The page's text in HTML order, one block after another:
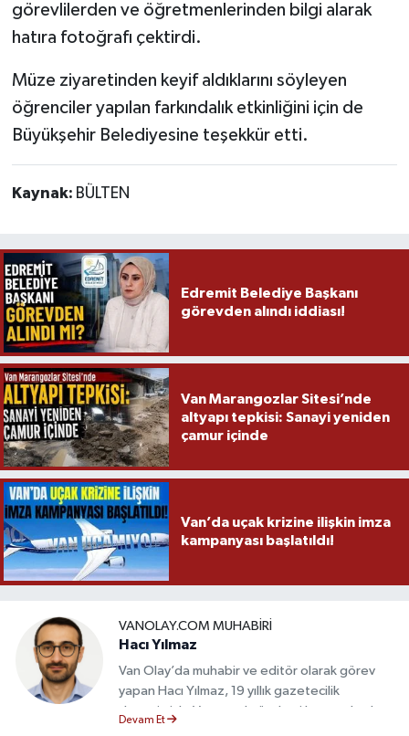
görevlilerden ve öğretmenlerinden bilgi alarak
hatıra fotoğrafı çektirdi.
Müze ziyaretinden keyif aldıklarını söyleyen
öğrenciler yapılan farkındalık etkinliğini için de
Büyükşehir Belediyesine teşekkür etti.
Kaynak: BÜLTEN
Edremit Belediye Başkanı
görevden alındı iddiası!
Van Marangozlar Sitesi’nde
altyapı tepkisi: Sanayi yeniden
çamur içinde
Van’da uçak krizine ilişkin imza
kampanyası başlatıldı!
VANOLAY.COM MUHABIRI
Hacı Yılmaz
Van Olay’da muhabir ve editör olarak görev
yapan Hacı Yılmaz, 19 yıllık gazetecilik
deneyimiyle Van yerel gündemi başta olmak
Devam Et